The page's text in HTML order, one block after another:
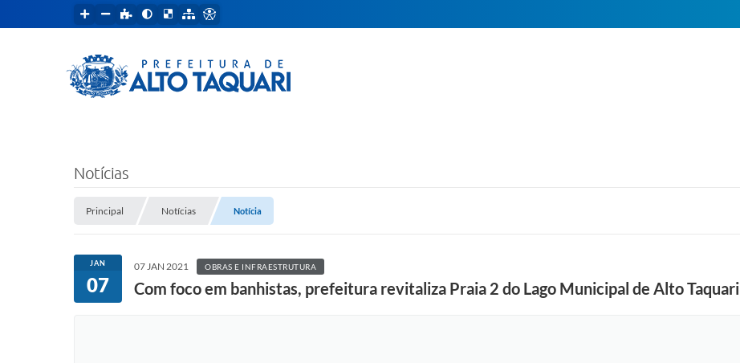
Notícias
Principal Notícias Notícia
JAN
07
07 JAN 2021 OBRAS E INFRAESTRUTURA
Com foco em banhistas, prefeitura revitaliza Praia 2 do Lago Municipal de Alto Taquari